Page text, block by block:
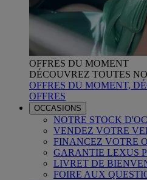
OFFRES DU MOMENT
DÉCOUVREZ TOUTES
OFFRES DU MOMENT,
OFFRES
OCCASIONS
NOTRE STOCK
VENDEZ VOTRE
FINANCEZ VOTRE
GARANTIE LEXUS
LIVRET DE
FOIRE AUX